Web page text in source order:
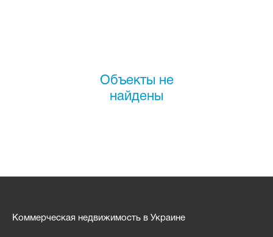
Объекты не
найдены
Коммерческая недвижимость в Украине